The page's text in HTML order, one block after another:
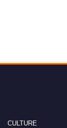
CULTURE